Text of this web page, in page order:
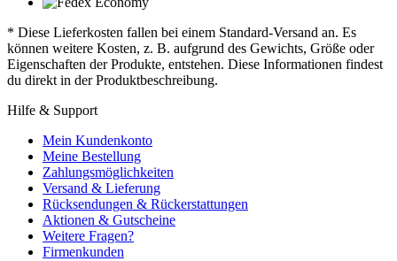
* Diese Lieferkosten fallen bei einem Standard-Versand an. Es
können weitere Kosten, z. B. aufgrund des Gewichts, Größe oder
Eigenschaften der Produkte, entstehen. Diese Informationen findest
du direkt in der Produktbeschreibung.
Hilfe & Support
Mein Kundenkonto
Meine Bestellung
Zahlungsmöglichkeiten
Versand & Lieferung
Rücksendungen & Rückerstattungen
Aktionen & Gutscheine
Weitere Fragen?
Firmenkunden